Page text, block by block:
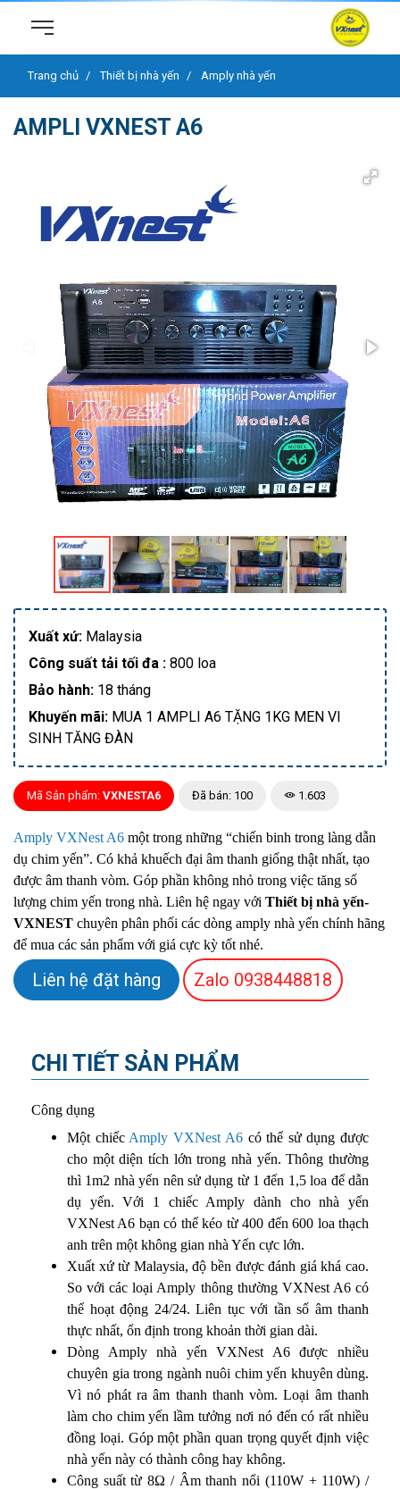
Trang chủ Thiết bị nhà yến Amply nhà yến
AMPLI VXNEST A6
Xuất xứ: Malaysia
Công suất tải tối đa : 800 loa
Bảo hành: 18 tháng
Khuyến mãi: MUA 1 AMPLI A6 TẶNG 1KG MEN VI
SINH TĂNG ĐÀN
Mã Sản phẩm: VXNESTA6 Đã bán: 100 1.603
Amply VXNest A6 một trong những “chiến binh trong làng dẫn
dụ chim yến”. Có khả khuếch đại âm thanh giống thật nhất, tạo
được âm thanh vòm. Góp phần không nhỏ trong việc tăng số
lượng chim yến trong nhà. Liên hệ ngay với Thiết bị nhà yến-
VXNEST chuyên phân phối các dòng amply nhà yến chính hãng
để mua các sản phẩm với giá cực kỳ tốt nhé.
Liên hệ đặt hàng Zalo 0938448818
CHI TIẾT SẢN PHẨM
Công dụng
Một chiếc Amply VXNest A6 có thể sử dụng được
cho một diện tích lớn trong nhà yến. Thông thường
thì 1m2 nhà yến nên sử dụng từ 1 đến 1,5 loa để dẫn
dụ yến. Với 1 chiếc Amply dành cho nhà yến
VXNest A6 bạn có thể kéo từ 400 đến 600 loa thạch
anh trên một không gian nhà Yến cực lớn.
Xuất xứ từ Malaysia, độ bền được đánh giá khá cao.
So với các loại Amply thông thường VXNest A6 có
thể hoạt động 24/24. Liên tục với tần số âm thanh
thực nhất, ổn định trong khoản thời gian dài.
Dòng Amply nhà yến VXNest A6 được nhiều
chuyên gia trong ngành nuôi chim yến khuyên dùng.
Vì nó phát ra âm thanh thanh vòm. Loại âm thanh
làm cho chim yến lầm tưởng nơi nó đến có rất nhiều
đồng loại. Góp một phần quan trọng quyết định việc
nhà yến này có thành công hay không.
Công suất từ 8Ω / Âm thanh nổi (110W + 110W) /